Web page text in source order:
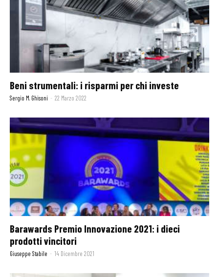
Beni strumentali: i risparmi per chi investe
Sergio M. Ghisoni - 22 Marzo 2022
Barawards Premio Innovazione 2021: i dieci
prodotti vincitori
Giuseppe Stabile - 14 Dicembre 2021